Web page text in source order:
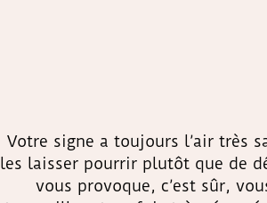
Votre signe a toujours l’air très
les laisser pourrir plutôt que de
vous provoque, c’est sûr,